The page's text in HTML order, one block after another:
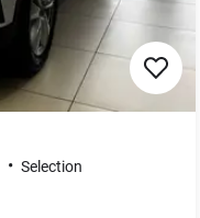
• Selection